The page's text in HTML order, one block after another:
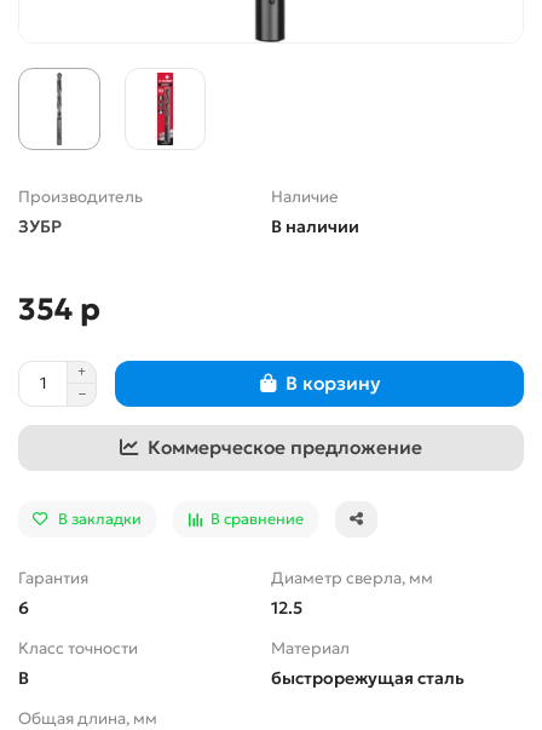
Производитель
ЗУБР
Наличие
В наличии
354 р
В корзину
Коммерческое предложение
В закладки В сравнение
Гарантия
6
Диаметр сверла, мм
12.5
Класс точности
В
Материал
быстрорежущая сталь
Общая длина, мм